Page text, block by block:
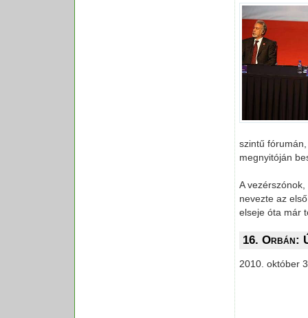
szintű
megnyitóján
A
nevezte az
elseje óta már
16. Orbán:
2010. október